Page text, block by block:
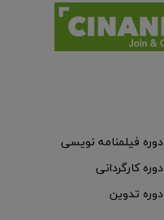
دوره فیلمنامه نویسی
دوره کارگردانی
دوره تدوین